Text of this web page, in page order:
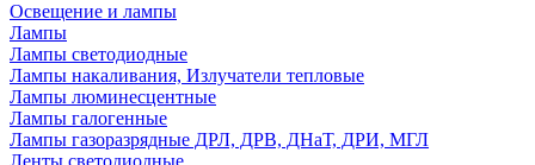
Освещение и лампы
Лампы
Лампы светодиодные
Лампы накаливания, Излучатели тепловые
Лампы люминесцентные
Лампы галогенные
Лампы газоразрядные ДРЛ, ДРВ, ДНаТ, ДРИ, МГЛ
Ленты светодиодные